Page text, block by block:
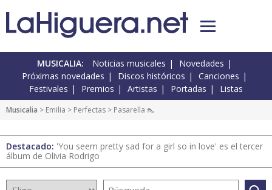
MUSICALIA: Noticias musicales
Novedades
Próximas novedades
Discos históricos
Canciones
Festivales
Premios Artistas Portadas Listas
Musicalia > Emilia > Perfectas > Pasarella 👠
Destacado: 'You seem pretty sad for a girl so in love' es el tercer
álbum de Olivia Rodrigo